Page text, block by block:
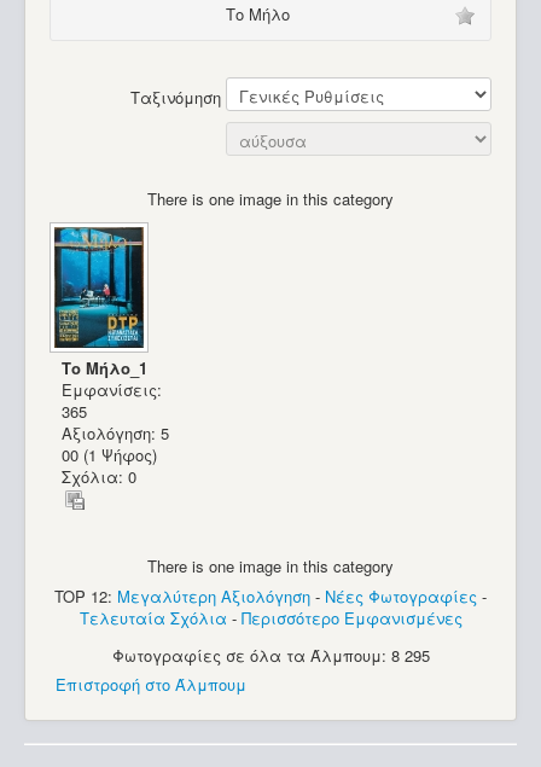
Το Μήλο
Ταξινόμηση
There is one image in this category
Το Μήλο_1
Εμφανίσεις:
365
Αξιολόγηση: 5
00 (1 Ψήφος)
Σχόλια: 0
There is one image in this category
TOP 12: Μεγαλύτερη Αξιολόγηση - Νέες Φωτογραφίες -
Τελευταία Σχόλια - Περισσότερο Εμφανισμένες
Φωτογραφίες σε όλα τα Άλμπουμ: 8 295
Επιστροφή στο Άλμπουμ